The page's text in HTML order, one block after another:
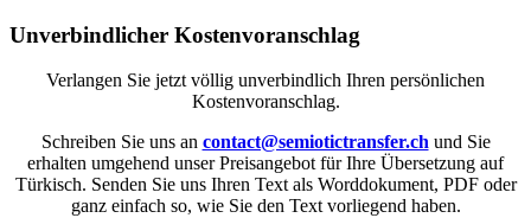
Unverbindlicher Kostenvoranschlag
Verlangen Sie jetzt völlig unverbindlich Ihren persönlichen
Kostenvoranschlag.
Schreiben Sie uns an contact@semiotictransfer.ch und Sie
erhalten umgehend unser Preisangebot für Ihre Übersetzung auf
Türkisch. Senden Sie uns Ihren Text als Worddokument, PDF oder
ganz einfach so, wie Sie den Text vorliegend haben.